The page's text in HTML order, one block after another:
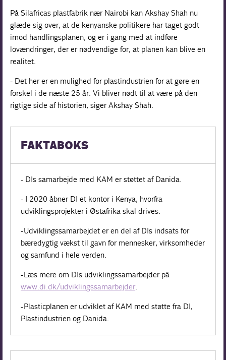
På Silafricas plastfabrik nær Nairobi kan Akshay Shah nu
glæde sig over, at de kenyanske politikere har taget godt
imod handlingsplanen, og er i gang med at indføre
lovændringer, der er nødvendige for, at planen kan blive en
realitet.
- Det her er en mulighed for plastindustrien for at gøre en
forskel i de næste 25 år. Vi bliver nødt til at være på den
rigtige side af historien, siger Akshay Shah.
FAKTABOKS
- DIs samarbejde med KAM er støttet af Danida.
- I 2020 åbner DI et kontor i Kenya, hvorfra
udviklingsprojekter i Østafrika skal drives.
- Udviklingssamarbejdet er en del af DIs indsats for
bæredygtig vækst til gavn for mennesker, virksomheder
og samfund i hele verden.
- Læs mere om DIs udviklingssamarbejder på
www.di.dk/udviklingssamarbejder.
- Plasticplanen er udviklet af KAM med støtte fra DI,
Plastindustrien og Danida.